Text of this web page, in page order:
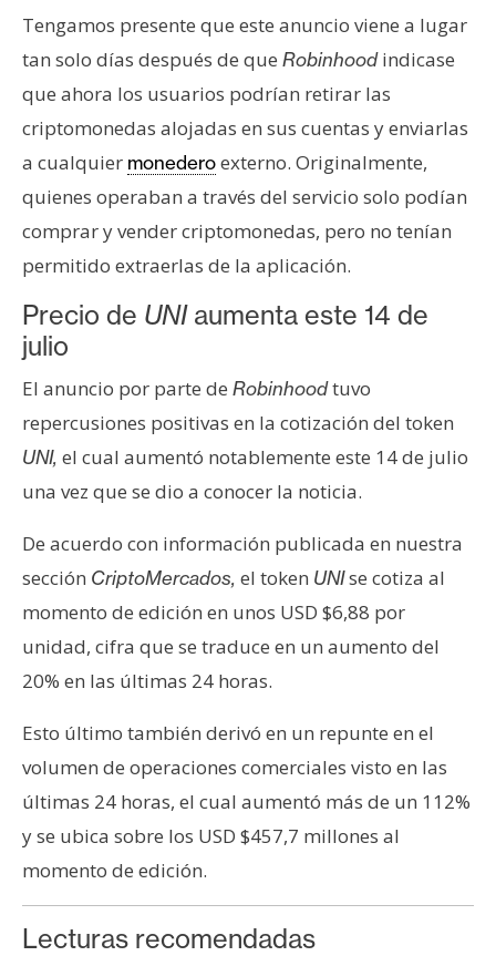
a
s
R
e
c
u
r
o
C
n
t
c
t
o
y
P
u
b
l
i
c
i
d
a
d
Tengamos presente que este anuncio viene a lugar
tan solo días después de que Robinhoodindicase
que ahora los usuarios podrían retirar las
criptomonedas alojadas en sus cuentas y enviarlas
a cualquier monederoexterno. Originalmente,
quienes operaban a través del servicio solo podían
comprar y vender criptomonedas, pero no tenían
permitido extraerlas de la aplicación.
Precio de UNIaumenta este 14 de
julio
El anuncio por parte de Robinhoodtuvo
repercusiones positivas en la cotización del token
UNI, el cual aumentó notablemente este 14 de julio
una vez que se dio a conocer la noticia.
De acuerdo con información publicada en nuestra
sección CriptoMercados, el token UNIse cotiza al
momento de edición en unos USD $6,88 por
unidad, cifra que se traduce en un aumento del
20% en las últimas 24 horas.
Esto último también derivó en un repunte en el
volumen de operaciones comerciales visto en las
últimas 24 horas, el cual aumentó más de un 112%
y se ubica sobre los USD $457,7 millones al
momento de edición.
Lecturas recomendadas